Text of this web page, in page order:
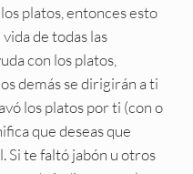
platos, entonces esto
de todas las
con los platos,
demás se dirigirán a ti
los platos por ti (con o
que deseas que
Si te faltó jabón u otros